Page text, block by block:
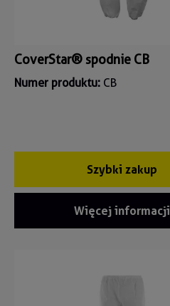
CoverStar® spodnie CB
Numer produktu: CB
Szybki zakup
Więcej informacji